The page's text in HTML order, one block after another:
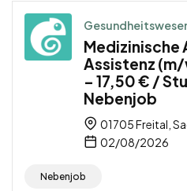
Medizinische
Assistenz
– 17,50 € /
Nebenjob
01705 Freital,
02/08/2026
Nebenjob